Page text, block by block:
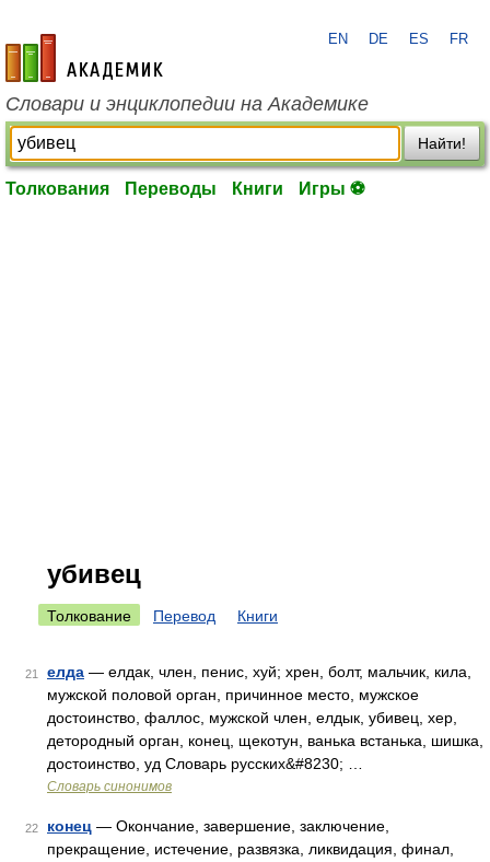
academic.ru
EN DE ES FR
Словари и энциклопедии на Академике
Найти!
Толкования Переводы Книги Игры ⚽
убивец
Толкование Перевод Книги
21 елда — елдак, член, пенис, хуй; хрен, болт, мальчик, кила,
мужской половой орган, причинное место, мужское
достоинство, фаллос, мужской член, елдык, убивец, хер,
детородный орган, конец, щекотун, ванька встанька, шишка,
достоинство, уд Словарь русских&#8230; …
Словарь синонимов
22 конец — Окончание, завершение, заключение,
прекращение, истечение, развязка, ликвидация, финал,